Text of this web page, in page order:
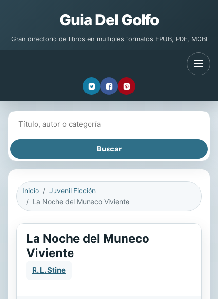
Guia Del Golfo
Gran directorio de libros en multiples formatos EPUB, PDF, MOBI
Inicio
Juvenil Ficción
La Noche del Muneco Viviente
La Noche del Muneco
Viviente
R. L. Stine